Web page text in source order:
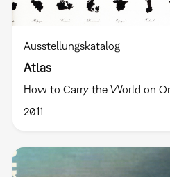
Ausstellungskatalog
Atlas
How to Carry the World on
2011